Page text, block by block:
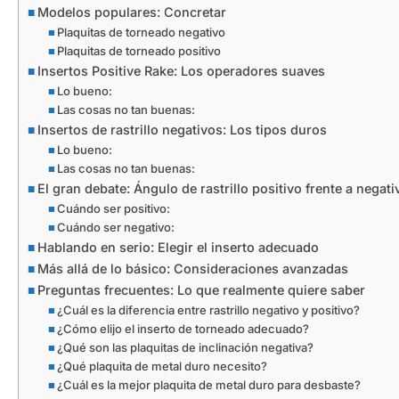
Modelos populares: Concretar
Plaquitas de torneado negativo
Plaquitas de torneado positivo
Insertos Positive Rake: Los operadores suaves
Lo bueno:
Las cosas no tan buenas:
Insertos de rastrillo negativos: Los tipos duros
Lo bueno:
Las cosas no tan buenas:
El gran debate: Ángulo de rastrillo positivo frente a
Cuándo ser positivo:
Cuándo ser negativo:
Hablando en serio: Elegir el inserto adecuado
Más allá de lo básico: Consideraciones avanzadas
Preguntas frecuentes: Lo que realmente quiere saber
¿Cuál es la diferencia entre rastrillo negativo y positivo?
¿Cómo elijo el inserto de torneado adecuado?
¿Qué son las plaquitas de inclinación negativa?
¿Qué plaquita de metal duro necesito?
¿Cuál es la mejor plaquita de metal duro para desbaste?